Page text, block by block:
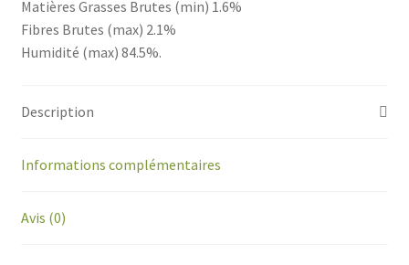
Matières Grasses Brutes (min) 1.6%
Fibres Brutes (max) 2.1%
Humidité (max) 84.5%.
Description
Informations complémentaires
Avis (0)